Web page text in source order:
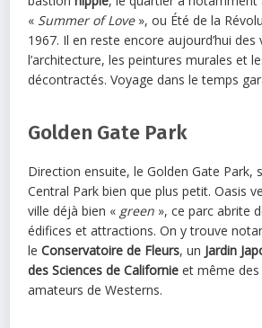
« Summer of Love», ou Été de la
1967. Il en reste encore aujourd’hui des
l’architecture, les peintures murales et
décontractés. Voyage dans le temps
Golden Gate Park
Direction ensuite, le Golden Gate Park,
Central Park bien que plus petit. Oasis
ville déjà bien « green », ce parc abrite
édifices et attractions. On y trouve
leConservatoire de Fleurs, un Jardin
des Sciences de Californie et même
amateurs de Westerns.